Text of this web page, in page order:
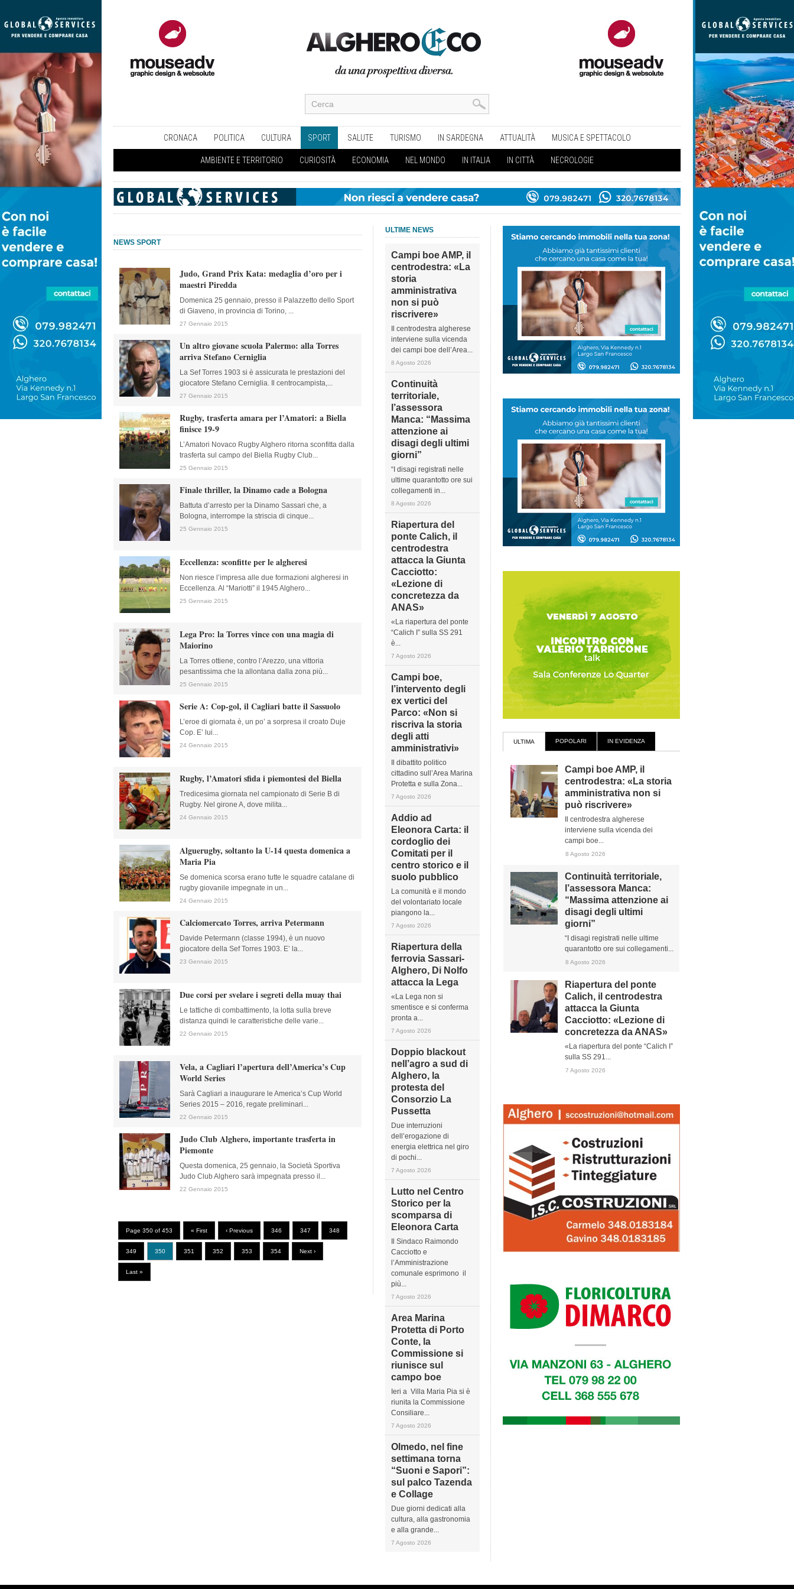
CRONACA POLITICA CULTURA SPORT SALUTE TURISMO IN SARDEGNA ATTUALITÀ MUSICA E SPETTACOLO
AMBIENTE E TERRITORIO CURIOSITÀ ECONOMIA NEL MONDO IN ITALIA IN CITTÀ NECROLOGIE
NEWS SPORT
Judo, Grand Prix Kata: medaglia d’oro per i
maestri Piredda
Domenica 25 gennaio, presso il Palazzetto dello Sport
di Giaveno, in provincia di Torino, ...
27 Gennaio 2015
Un altro giovane scuola Palermo: alla Torres
arriva Stefano Cerniglia
La Sef Torres 1903 si è assicurata le prestazioni del
giocatore Stefano Cerniglia. Il centrocampista,...
27 Gennaio 2015
Rugby, trasferta amara per l’Amatori: a Biella
finisce 19-9
L’Amatori Novaco Rugby Alghero ritorna sconfitta dalla
trasferta sul campo del Biella Rugby Club...
25 Gennaio 2015
Finale thriller, la Dinamo cade a Bologna
Battuta d’arresto per la Dinamo Sassari che, a
Bologna, interrompe la striscia di cinque...
25 Gennaio 2015
Eccellenza: sconfitte per le algheresi
Non riesce l’impresa alle due formazioni algheresi in
Eccellenza. Al “Mariotti” il 1945 Alghero...
25 Gennaio 2015
Lega Pro: la Torres vince con una magia di
Maiorino
La Torres ottiene, contro l’Arezzo, una vittoria
pesantissima che la allontana dalla zona più...
25 Gennaio 2015
Serie A: Cop-gol, il Cagliari batte il Sassuolo
L’eroe di giornata è, un po’ a sorpresa il croato Duje
Cop. E’ lui...
24 Gennaio 2015
Rugby, l’Amatori sfida i piemontesi del Biella
Tredicesima giornata nel campionato di Serie B di
Rugby. Nel girone A, dove milita...
24 Gennaio 2015
Alguerugby, soltanto la U-14 questa domenica a
Maria Pia
Se domenica scorsa erano tutte le squadre catalane di
rugby giovanile impegnate in un...
24 Gennaio 2015
Calciomercato Torres, arriva Petermann
Davide Petermann (classe 1994), è un nuovo
giocatore della Sef Torres 1903. E’ la...
23 Gennaio 2015
Due corsi per svelare i segreti della muay thai
Le tattiche di combattimento, la lotta sulla breve
distanza quindi le caratteristiche delle varie...
22 Gennaio 2015
Vela, a Cagliari l’apertura dell’America’s Cup
World Series
Sarà Cagliari a inaugurare le America’s Cup World
Series 2015 – 2016, regate preliminari...
22 Gennaio 2015
Judo Club Alghero, importante trasferta in
Piemonte
Questa domenica, 25 gennaio, la Società Sportiva
Judo Club Alghero sarà impegnata presso il...
22 Gennaio 2015
Page 350 of 453 « First ‹ Previous 346 347 348
349 350 351 352 353 354 Next ›
Last »
ULTIME NEWS
Campi boe AMP, il
centrodestra: «La
storia
amministrativa
non si può
riscrivere»
Il centrodestra algherese
interviene sulla vicenda
dei campi boe dell’Area...
8 Agosto 2026
Continuità
territoriale,
l’assessora
Manca: “Massima
attenzione ai
disagi degli ultimi
giorni”
“I disagi registrati nelle
ultime quarantotto ore sui
collegamenti in...
8 Agosto 2026
Riapertura del
ponte Calich, il
centrodestra
attacca la Giunta
Cacciotto:
«Lezione di
concretezza da
ANAS»
«La riapertura del ponte
“Calich I” sulla SS 291
è...
7 Agosto 2026
Campi boe,
l’intervento degli
ex vertici del
Parco: «Non si
riscriva la storia
degli atti
amministrativi»
Il dibattito politico
cittadino sull’Area Marina
Protetta e sulla Zona...
7 Agosto 2026
Addio ad
Eleonora Carta: il
cordoglio dei
Comitati per il
centro storico e il
suolo pubblico
La comunità e il mondo
del volontariato locale
piangono la...
7 Agosto 2026
Riapertura della
ferrovia Sassari-
Alghero, Di Nolfo
attacca la Lega
«La Lega non si
smentisce e si conferma
pronta a...
7 Agosto 2026
Doppio blackout
nell’agro a sud di
Alghero, la
protesta del
Consorzio La
Pussetta
Due interruzioni
dell’erogazione di
energia elettrica nel giro
di pochi...
7 Agosto 2026
Lutto nel Centro
Storico per la
scomparsa di
Eleonora Carta
Il Sindaco Raimondo
Cacciotto e
l’Amministrazione
comunale esprimono il
più...
7 Agosto 2026
Area Marina
Protetta di Porto
Conte, la
Commissione si
riunisce sul
campo boe
Ieri a Villa Maria Pia si è
riunita la Commissione
Consiliare...
7 Agosto 2026
Olmedo, nel fine
settimana torna
“Suoni e Sapori”:
sul palco Tazenda
e Collage
Due giorni dedicati alla
cultura, alla gastronomia
e alla grande...
7 Agosto 2026
ULTIMA POPOLARI IN EVIDENZA
Campi boe AMP, il
centrodestra: «La storia
amministrativa non si
può riscrivere»
Il centrodestra algherese
interviene sulla vicenda dei
campi boe...
8 Agosto 2026
Continuità territoriale,
l’assessora Manca:
“Massima attenzione ai
disagi degli ultimi
giorni”
“I disagi registrati nelle ultime
quarantotto ore sui collegamenti...
8 Agosto 2026
Riapertura del ponte
Calich, il centrodestra
attacca la Giunta
Cacciotto: «Lezione di
concretezza da ANAS»
«La riapertura del ponte “Calich I”
sulla SS 291...
7 Agosto 2026